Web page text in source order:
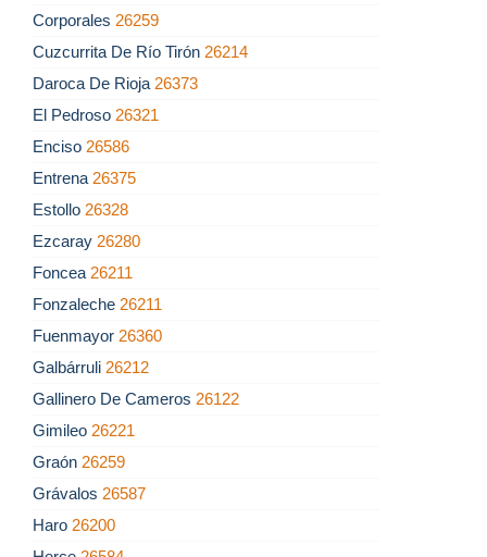
Corporales 26259
Cuzcurrita De Río Tirón 26214
Daroca De Rioja 26373
El Pedroso 26321
Enciso 26586
Entrena 26375
Estollo 26328
Ezcaray 26280
Foncea 26211
Fonzaleche 26211
Fuenmayor 26360
Galbárruli 26212
Gallinero De Cameros 26122
Gimileo 26221
Graón 26259
Grávalos 26587
Haro 26200